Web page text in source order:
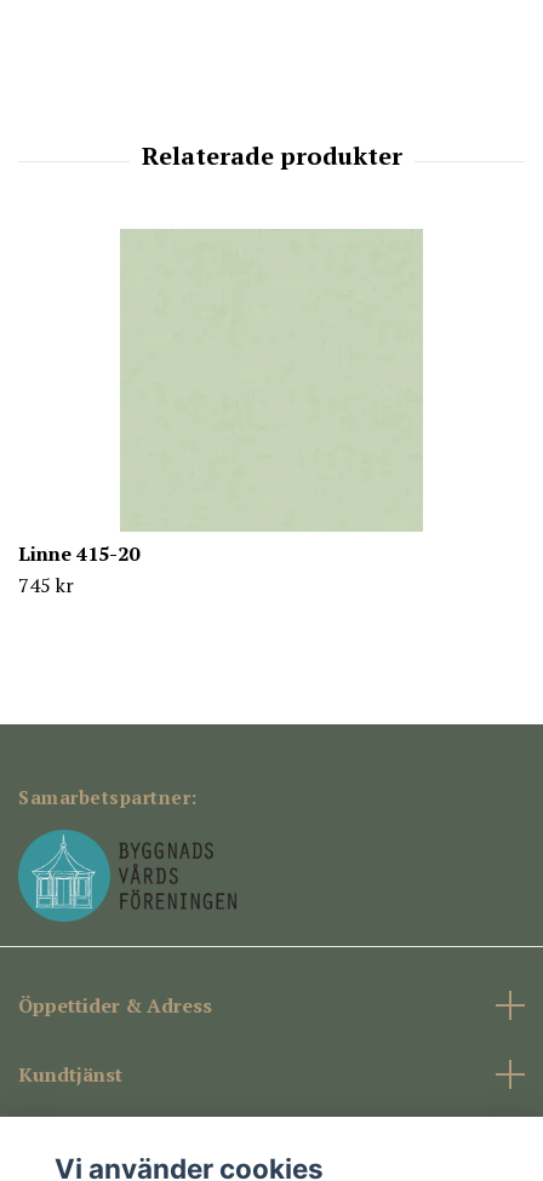
Linne 415-20
745 kr
Samarbetspartner:
Öppettider & Adress
Kundtjänst
Vi använder cookies